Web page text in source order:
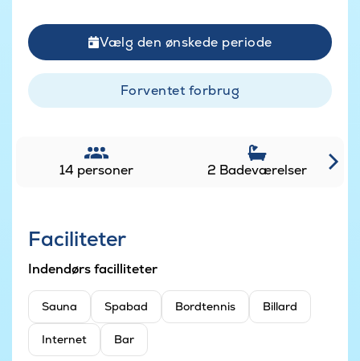
Vælg den ønskede periode
Forventet forbrug
14 personer 2 Badeværelser
Faciliteter
Indendørs facilliteter
Sauna Spabad Bordtennis Billard
Internet Bar